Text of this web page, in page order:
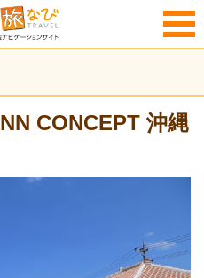
MENU
CONCEPT 沖縄